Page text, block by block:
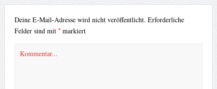
Deine E-Mail-Adresse wird nicht veröffentlicht. Erforderliche
Felder sind mit *markiert